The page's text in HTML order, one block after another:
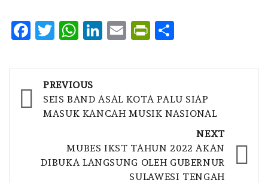
Facebook
Twitter
WhatsApp
LinkedIn
EmailPrintFriendly
Post
navigation
PREVIOUS
SEIS BAND ASAL KOTA PALU SIAP
MASUK KANCAH MUSIK NASIONAL
NEXT
MUBES IKST TAHUN 2022 AKAN
DIBUKA LANGSUNG OLEH GUBERNUR
SULAWESI TENGAH